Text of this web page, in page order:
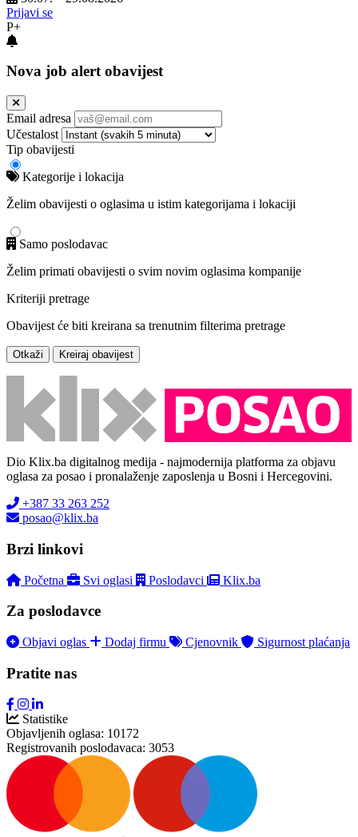
Prijavi se
P+
Nova job alert obavijest
Email adresa
Učestalost
Tip obavijesti
Kategorije i lokacija
Želim obavijesti o oglasima u istim kategorijama i lokaciji
Samo poslodavac
Želim primati obavijesti o svim novim oglasima kompanije
Kriteriji pretrage
Obavijest će biti kreirana sa trenutnim filterima pretrage
Otkaži Kreiraj obavijest
Dio Klix.ba digitalnog medija - najmodernija platforma za objavu
oglasa za posao i pronalaženje zaposlenja u Bosni i Hercegovini.
+387 33 263 252
posao@klix.ba
Brzi linkovi
Početna Svi oglasi Poslodavci Klix.ba
Za poslodavce
Objavi oglas Dodaj firmu Cjenovnik Sigurnost plaćanja
Pratite nas
Statistike
Objavljenih oglasa: 10172
Registrovanih poslodavaca: 3053